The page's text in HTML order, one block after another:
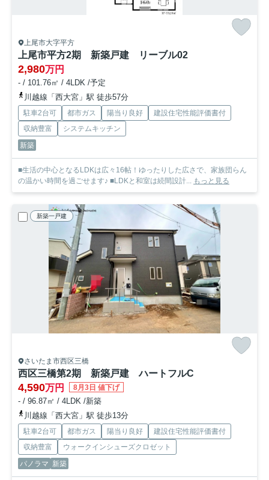
上尾市大字平方
上尾市平方2期 新築戸建 リーブル02
2,980万円
- / 101.76㎡ / 4LDK /予定
川越線「西大宮」駅 徒歩57分
駐車2台可 都市ガス 陽当り良好
建設住宅性能評価書付
収納豊富
システムキッチン
新築
■生活の中心となるLDKは広々16帖！ゆったりした広さで、家族団らん
の温かい時間を過ごせます♪ ■LDKと和室は続間設計...
もっと見る
新築一戸建
さいたま市西区三橋
西区三橋第2期 新築戸建 ハートフルC
4,590万円 8月3日 値下げ
- / 96.87㎡ / 4LDK /新築
川越線「西大宮」駅 徒歩13分
駐車2台可 都市ガス 陽当り良好
建設住宅性能評価書付
収納豊富
ウォークインシューズクロゼット
パノラマ 新築